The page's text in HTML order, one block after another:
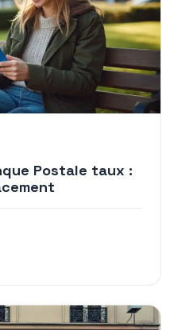
Postale taux :